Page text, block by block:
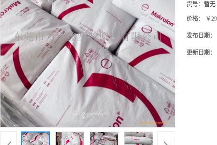
货号： 暂无
价格： ￥
发布日期：
更新日期：